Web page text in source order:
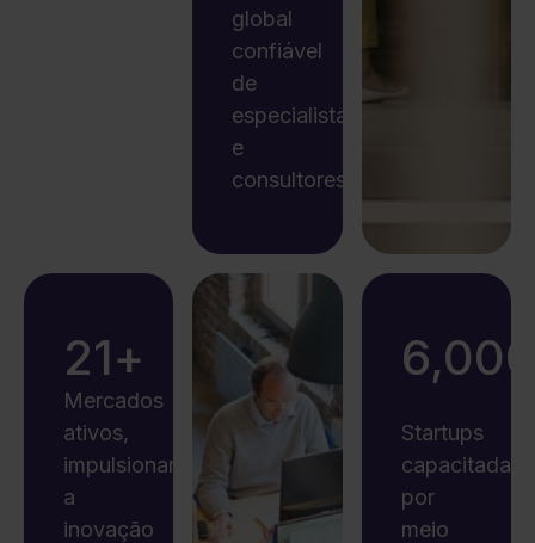
global
confiável
de
especialistas
e
consultores.
21+
Mercados
ativos,
impulsionando
a
inovação
6,000
Startups
capacitadas
por
meio